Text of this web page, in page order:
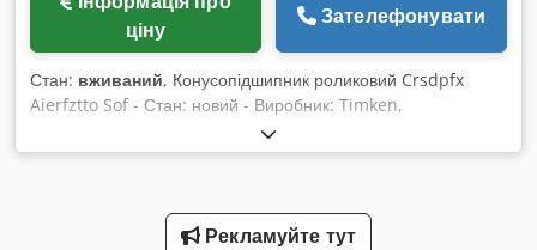
ціну
Зателефонувати
Стан: вживаний, Конусопідшипник роликовий Crsdpfx
Aierfztto Sof - Стан: новий - Виробник: Timken,
конусопідшипник роликовий типу HH421246 C - Отвір: Ø
98,42 мм - Розміри: Ø 170 x 65 мм - Вага: 4,9 кг
Рекламуйте тут